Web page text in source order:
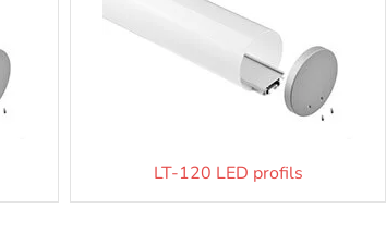
LT-120 LED profils